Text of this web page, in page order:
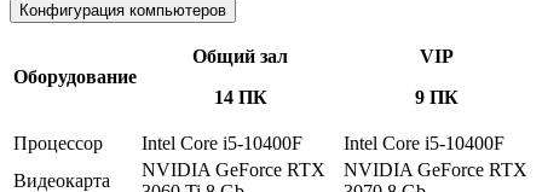
Конфигурация компьютеров
Оборудование
Общий зал
14 ПК
VIP
9 ПК
Процессор Intel Core i5-10400F
Intel Core i5-10400F
Видеокарта
NVIDIA GeForce RTX
NVIDIA GeForce RTX